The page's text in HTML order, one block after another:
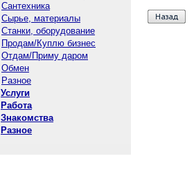
Сантехника
Сырье, материалы
Станки, оборудование
Продам/Куплю бизнес
Отдам/Приму даром
Обмен
Разное
Услуги
Работа
Знакомства
Разное